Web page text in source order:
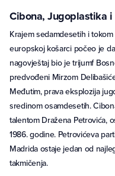
Cibona, Jugoplastika
Krajem sedamdesetih i
europskoj košarci počeo je
nagovještaj bio je trijumf
predvođeni Mirzom
Međutim, prava eksplozija
sredinom osamdesetih.
talentom Dražena Petrovića,
1986. godine. Petrovićeva
Madrida ostaje jedan od
takmičenja.